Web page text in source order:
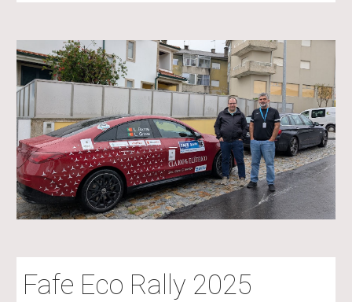
Fafe Eco Rally 2025